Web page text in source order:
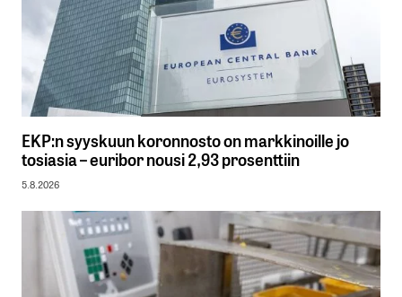
EKP:n syyskuun koronnosto on markkinoille jo
tosiasia – euribor nousi 2,93 prosenttiin
5.8.2026